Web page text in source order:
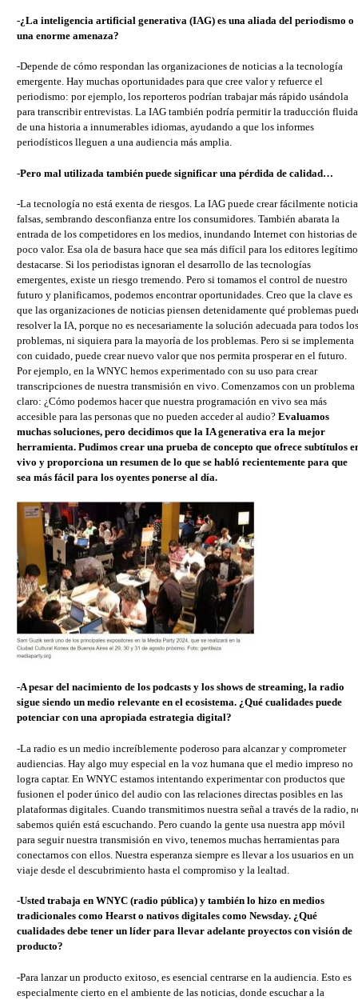
-¿La inteligencia artificial generativa (IAG) es una aliada del periodismo o
una enorme amenaza?
-Depende de cómo respondan las organizaciones de noticias a la tecnología
emergente. Hay muchas oportunidades para que cree valor y refuerce el
periodismo: por ejemplo, los reporteros podrían trabajar más rápido usándola
para transcribir entrevistas. La IAG también podría permitir la traducción fluida
de una historia a innumerables idiomas, ayudando a que los informes
periodísticos lleguen a una audiencia más amplia.
-Pero mal utilizada también puede significar una pérdida de calidad…
-La tecnología no está exenta de riesgos. La IAG puede crear fácilmente
falsas, sembrando desconfianza entre los consumidores. También abarata la
entrada de los competidores en los medios, inundando Internet con historias de
poco valor. Esa ola de basura hace que sea más difícil para los editores
destacarse. Si los periodistas ignoran el desarrollo de las tecnologías
emergentes, existe un riesgo tremendo. Pero si tomamos el control de nuestro
futuro y planificamos, podemos encontrar oportunidades. Creo que la clave es
que las organizaciones de noticias piensen detenidamente qué problemas
resolver la IA, porque no es necesariamente la solución adecuada para todos los
problemas, ni siquiera para la mayoría de los problemas. Pero si se implementa
con cuidado, puede crear nuevo valor que nos permita prosperar en el futuro.
Por ejemplo, en la WNYC hemos experimentado con su uso para crear
transcripciones de nuestra transmisión en vivo. Comenzamos con un problema
claro: ¿Cómo podemos hacer que nuestra programación en vivo sea más
accesible para las personas que no pueden acceder al audio? Evaluamos
muchas soluciones, pero decidimos que la IA generativa era la mejor
herramienta. Pudimos crear una prueba de concepto que ofrece subtítulos
vivo y proporciona un resumen de lo que se habló recientemente para que
sea más fácil para los oyentes ponerse al día.
-A pesar del nacimiento de los podcasts y los shows de streaming, la radio
sigue siendo un medio relevante en el ecosistema. ¿Qué cualidades puede
potenciar con una apropiada estrategia digital?
-La radio es un medio increíblemente poderoso para alcanzar y comprometer
audiencias. Hay algo muy especial en la voz humana que el medio impreso no
logra captar. En WNYC estamos intentando experimentar con productos que
fusionen el poder único del audio con las relaciones directas posibles en las
plataformas digitales. Cuando transmitimos nuestra señal a través de la radio,
sabemos quién está escuchando. Pero cuando la gente usa nuestra app móvil
para seguir nuestra transmisión en vivo, tenemos muchas herramientas para
conectarnos con ellos. Nuestra esperanza siempre es llevar a los usuarios en un
viaje desde el descubrimiento hasta el compromiso y la lealtad.
-Usted trabaja en WNYC (radio pública) y también lo hizo en medios
tradicionales como Hearst o nativos digitales como Newsday. ¿Qué
cualidades debe tener un líder para llevar adelante proyectos con visión de
producto?
-Para lanzar un producto exitoso, es esencial centrarse en la audiencia. Esto es
especialmente cierto en el ambiente de las noticias, donde escuchar a la